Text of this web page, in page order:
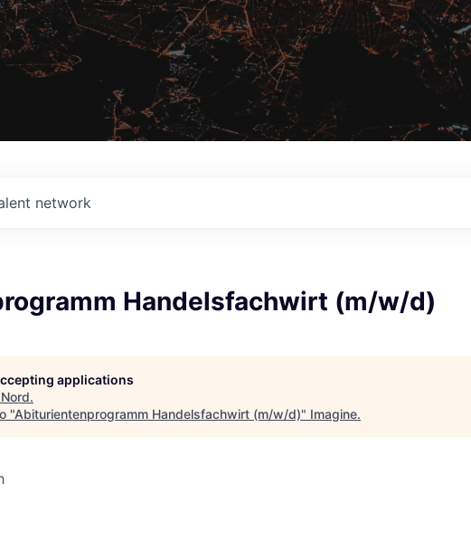
network
Handelsfachwirt (m/w/d)
applications
.
"Abiturientenprogramm Handelsfachwirt (m/w/d)" Imagine.